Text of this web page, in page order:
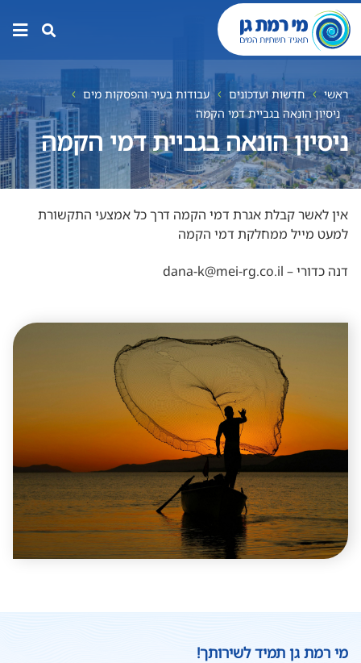
ראשי חדשות ועדכונים
עבודות בעיר והפסקות מים
ניסיון הונאה בגביית דמי הקמה
ניסיון הונאה בגביית דמי הקמה
אין לאשר קבלת אגרת דמי הקמה דרך כל אמצעי התקשורת
למעט מייל ממחלקת דמי הקמה
דנה כדורי – dana-k@mei-rg.co.il
מי רמת גן תמיד לשירותך!